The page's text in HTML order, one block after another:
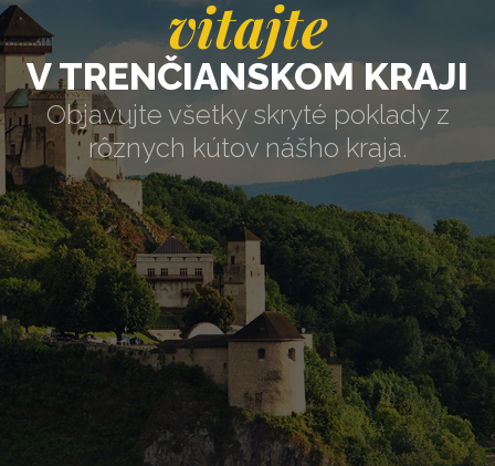
vitajte
V TRENČIANSKOM KRAJI
Objavujte všetky skryté poklady z
rôznych kútov nášho kraja.